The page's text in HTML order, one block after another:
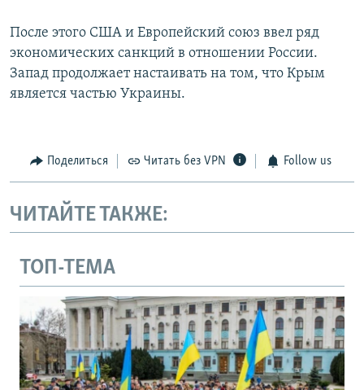
После этого США и Европейский союз ввел ряд
экономических санкций в отношении России.
Запад продолжает настаивать на том, что Крым
является частью Украины.
Поделиться Читать без VPN Follow us
ЧИТАЙТЕ ТАКЖЕ:
ТОП-ТЕМА